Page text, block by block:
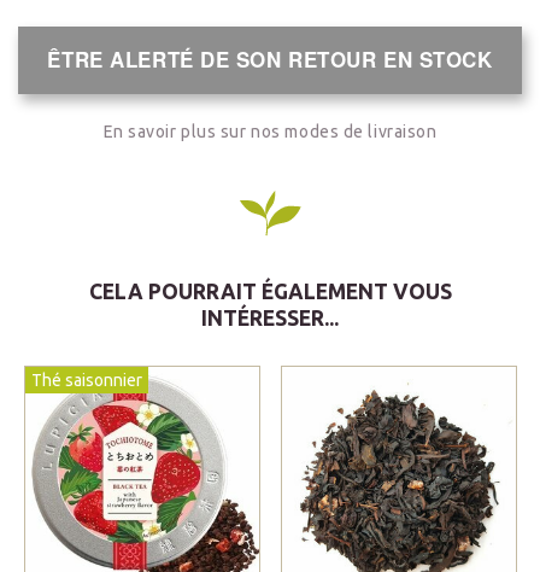
ÊTRE ALERTÉ DE SON RETOUR EN STOCK
En savoir plus sur nos modes de livraison
CELA POURRAIT ÉGALEMENT VOUS
INTÉRESSER...
Thé saisonnier